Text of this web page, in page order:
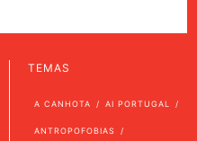
TEMAS
A CANHOTA AI PORTUGAL
ANTROPOFOBIAS